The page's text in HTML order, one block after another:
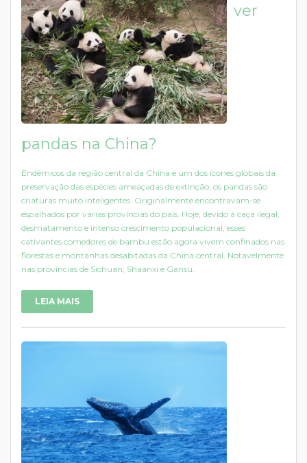
ver
pandas na China?
Endêmicos da região central da China e um dos ícones globais da
preservação das espécies ameaçadas de extinção, os pandas são
criaturas muito inteligentes. Originalmente encontravam-se
espalhados por várias províncias do país. Hoje, devido à caça ilegal,
desmatamento e intenso crescimento populacional, esses
cativantes comedores de bambu estão agora vivem confinados nas
florestas e montanhas desabitadas da China central. Notavelmente
nas províncias de Sichuan, Shaanxi e Gansu.
LEIA MAIS